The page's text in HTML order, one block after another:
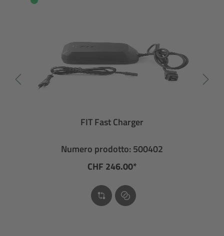
FIT Fast Charger
Numero prodotto: 500402
CHF 246.00*